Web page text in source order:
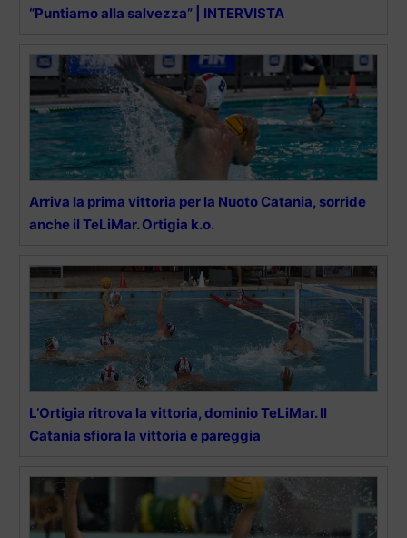
“Puntiamo alla salvezza” | INTERVISTA
Arriva la prima vittoria per la Nuoto Catania, sorride
anche il TeLiMar. Ortigia k.o.
L’Ortigia ritrova la vittoria, dominio TeLiMar. Il
Catania sfiora la vittoria e pareggia